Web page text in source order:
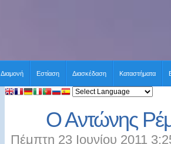
Διαμονή Εστίαση Διασκέδαση Καταστήματα
O Aντώνης
Πέμπτη 23 Ιουνίου 2011